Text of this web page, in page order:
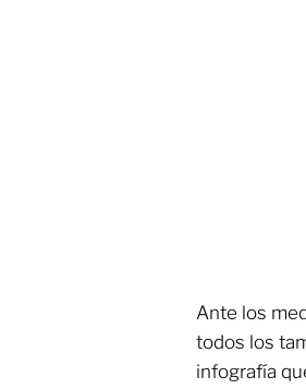
Ante los
todos los
infografía